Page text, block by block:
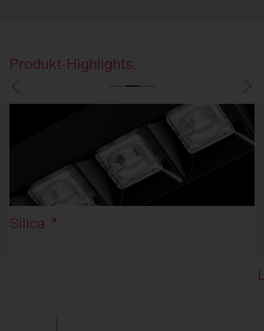
Produkt-Highlights.
Silica